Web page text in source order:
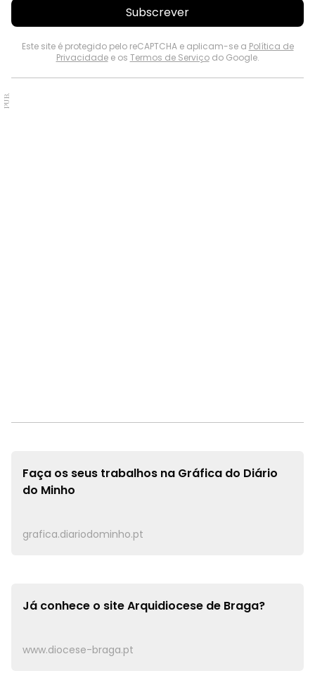
Subscrever
Este site é protegido pelo reCAPTCHA e aplicam-se a Política de
Privacidadee os Termos de Serviçodo Google.
PUB.
Faça os seus trabalhos na Gráfica do Diário
do Minho
grafica.diariodominho.pt
Já conhece o siteArquidiocese de Braga?
www.diocese-braga.pt